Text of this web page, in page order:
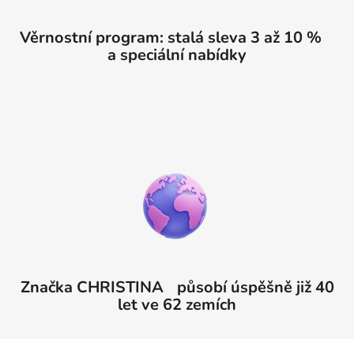
Věrnostní program: stalá sleva 3 až 10 %
a speciální nabídky
Značka CHRISTINA působí úspěšně již 40
let ve 62 zemích